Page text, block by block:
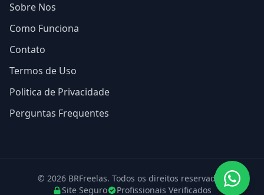
Sobre Nos
Como Funciona
Contato
Termos de Uso
Politica de Privacidade
Perguntas Frequentes
© 2026 BRFreelas. Todos os direitos reservados.
Site Seguro
Profissionais Verificados